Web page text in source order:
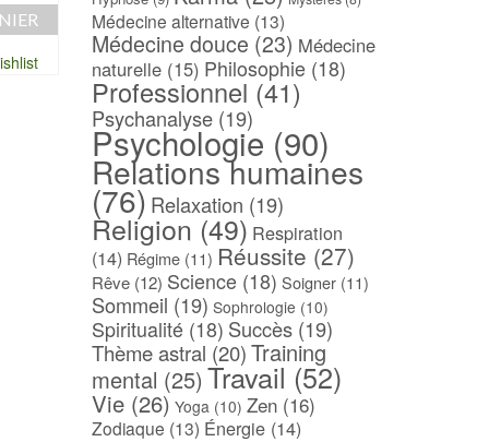
12,00 €
AJOUTER AU PANIER
Ajouter à ma Wishlist
AJOUTER AU
Médecine alternative (13)
Médecine douce (23) Médecine
naturelle(15) Philosophie (18)
Professionnel (41)
Psychanalyse(19)
Psychologie (90)
Relations humaines
(76) Relaxation (19)
Religion (49) Respiration
(14) Régime(11) Réussite (27)
Rêve(12) Science (18) Soigner(11)
Sommeil (19) Sophrologie (10)
Spiritualité (18) Succès(19)
Thème astral (20)Training
mental (25) Travail (52)
Vie(26) Yoga (10) Zen(16)
Zodiaque (13) Énergie(14)